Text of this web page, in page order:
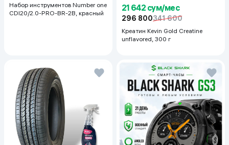
Набор инструментов Number one
CDI20/2.0-PRO-BR-2B, красный
21 642 сум/мес
296 800341 600
Креатин Kevin Gold Creatine
unflavored, 300 г